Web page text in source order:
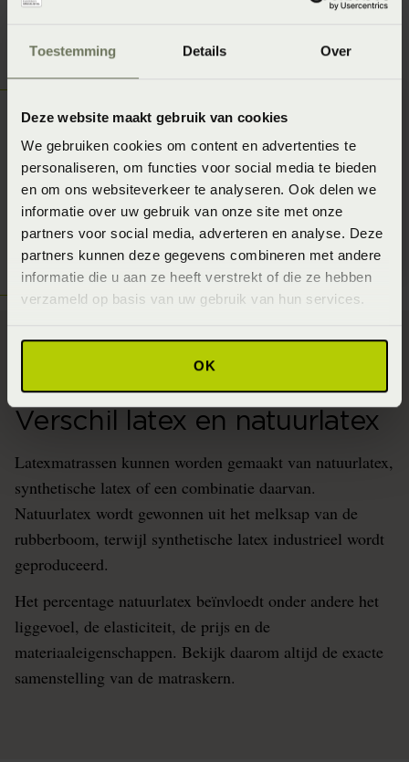
Toestemming Details Over
Deze website maakt gebruik van cookies
We gebruiken cookies om content en advertenties te
personaliseren, om functies voor social media te bieden
en om ons websiteverkeer te analyseren. Ook delen we
informatie over uw gebruik van onze site met onze
partners voor social media, adverteren en analyse. Deze
partners kunnen deze gegevens combineren met andere
informatie die u aan ze heeft verstrekt of die ze hebben
verzameld op basis van uw gebruik van hun services.
OK
Verschil latex en natuurlatex
Latexmatrassen kunnen worden gemaakt van natuurlatex,
synthetische latex of een combinatie daarvan.
Natuurlatex wordt gewonnen uit het melksap van de
rubberboom, terwijl synthetische latex industrieel wordt
geproduceerd.
Het percentage natuurlatex beïnvloedt onder andere het
liggevoel, de elasticiteit, de prijs en de
materiaaleigenschappen. Bekijk daarom altijd de exacte
samenstelling van de matraskern.